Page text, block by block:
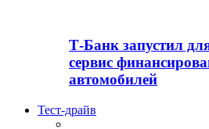
Т-Банк запустил
сервис
автомобилей
Тест-драйв